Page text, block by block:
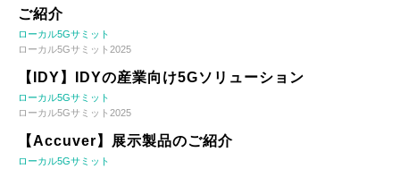
ご紹介
ローカル5Gサミット
ローカル5Gサミット2025
【IDY】IDYの産業向け5Gソリューション
ローカル5Gサミット
ローカル5Gサミット2025
【Accuver】展示製品のご紹介
ローカル5Gサミット